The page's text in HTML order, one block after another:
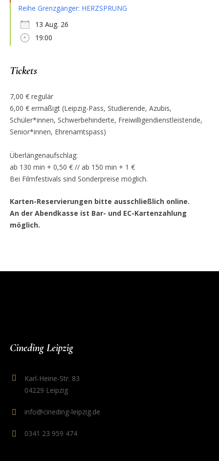
Reihe Grenzgänger: HERZSPRUNG
13 Aug. 26
19:00
Tickets
7,00 € regulär
6,00 € ermäßigt (Leipzig-Pass, Studierende, Azubis,
Schüler*innen, Schwerbehinderte, Freiwilligendienstleistende,
Senior*innen, Ehrenamtspass)
Überlängenaufschlag:
ab 130 min + 0,50 € // ab 150 min + 1 €
Bei Filmfestivals sind Sonderpreise möglich.
Karten-Reservierungen bitte ausschließlich online.
An der Abendkasse ist Bar- und EC-Kartenzahlung
möglich.
Cineding Leipzig
Karl-Heine-Str. 83
04229 Leipzig
info@cineding-leipzig.de
0341 23 959 474